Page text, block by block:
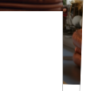
e